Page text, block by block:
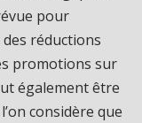
pour
réductions
promotions sur
également être
considère que